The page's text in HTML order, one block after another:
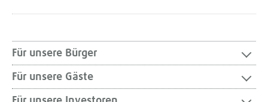
Für unsere Bürger
Für unsere Gäste